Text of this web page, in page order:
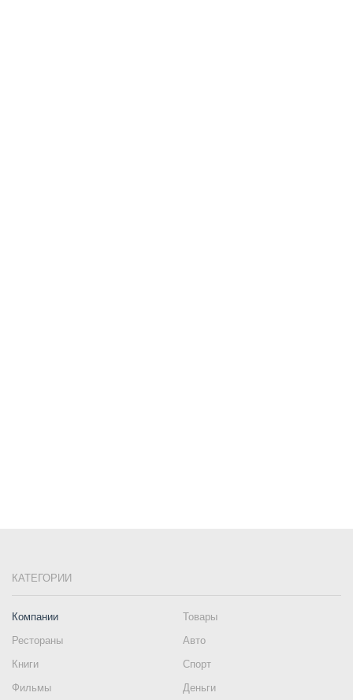
КАТЕГОРИИ
Компании
Товары
Рестораны
Авто
Книги
Спорт
Фильмы
Деньги